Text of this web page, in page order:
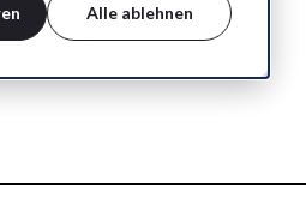
Alle ablehnen
group